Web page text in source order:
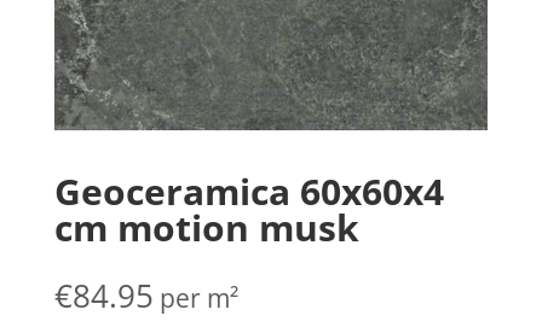
Geoceramica 60x60x4
cm motion musk
€84.95 per m²